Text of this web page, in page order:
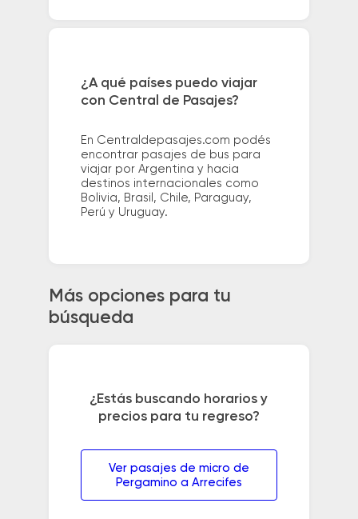
¿A qué países puedo viajar
con Central de Pasajes?
En Centraldepasajes.com podés
encontrar pasajes de bus para
viajar por Argentina y hacia
destinos internacionales como
Bolivia, Brasil, Chile, Paraguay,
Perú y Uruguay.
Más opciones para tu
búsqueda
¿Estás buscando horarios y
precios para tu regreso?
Ver pasajes de micro de
Pergamino a Arrecifes